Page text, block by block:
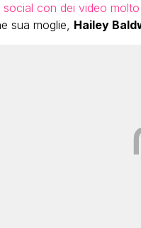
social con dei video molto
sua moglie, Hailey